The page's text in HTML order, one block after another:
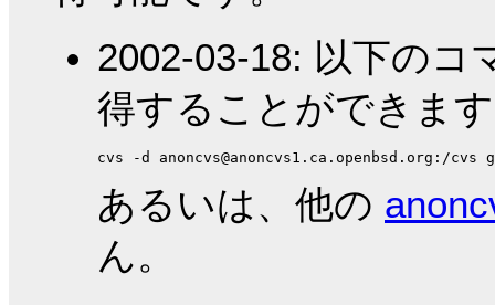
2002-03-18: 以下のコ
得することができま
あるいは、他の
ん。